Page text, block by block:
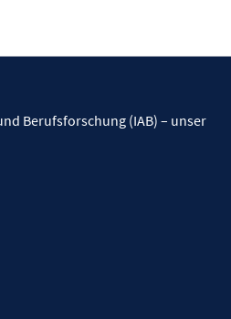
Berufsforschung (IAB) – unser